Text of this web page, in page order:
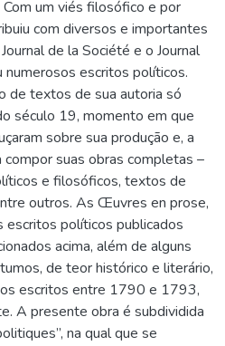
um viés filosófico e por
com diversos e importantes
de la Société e o Journal
numerosos escritos políticos.
de textos de sua autoria só
século 19, momento em que
sobre sua produção e, a
compor suas obras completas –
e filosóficos, textos de
outros. As Œuvres en prose,
escritos políticos publicados
acima, além de alguns
de teor histórico e literário,
escritos entre 1790 e 1793,
A presente obra é subdividida
na qual que se